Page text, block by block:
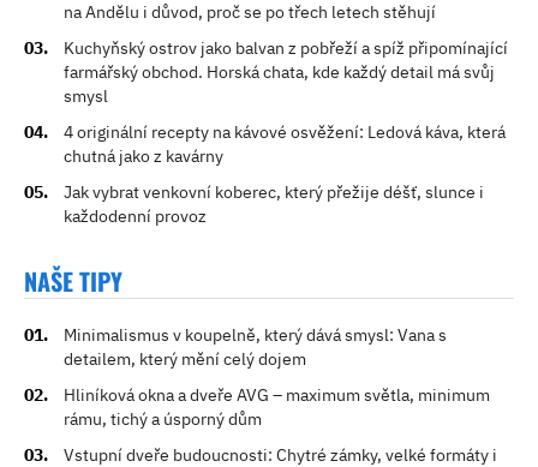
na Andělu i důvod, proč se po třech letech stěhují
Kuchyňský ostrov jako balvan z pobřeží a spíž připomínající
farmářský obchod. Horská chata, kde každý detail má svůj
smysl
4 originální recepty na kávové osvěžení: Ledová káva, která
chutná jako z kavárny
Jak vybrat venkovní koberec, který přežije déšť, slunce i
každodenní provoz
NAŠE TIPY
Minimalismus v koupelně, který dává smysl: Vana s
detailem, který mění celý dojem
Hliníková okna a dveře AVG – maximum světla, minimum
rámu, tichý a úsporný dům
Vstupní dveře budoucnosti: Chytré zámky, velké formáty i